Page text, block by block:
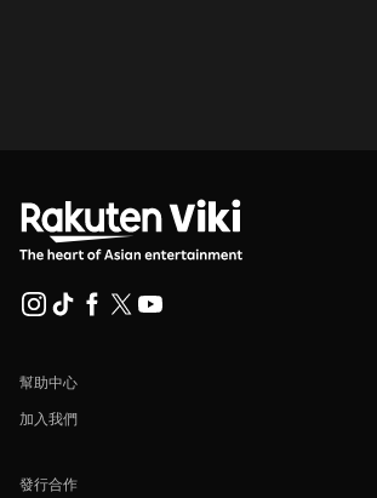
幫助中心
加入我們
發行合作